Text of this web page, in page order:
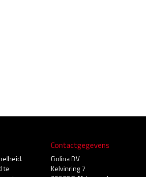
te
Contactgegevens
Ciolina BV
Kelvinring 7